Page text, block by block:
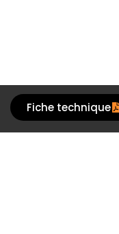
Fiche technique